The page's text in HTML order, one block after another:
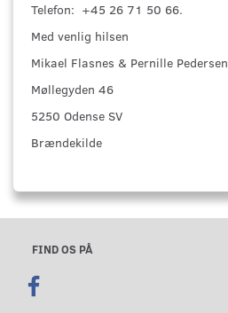
Telefon: +45 26 71 50 66.
Med venlig hilsen
Mikael Flasnes & Pernille Pedersen
Møllegyden 46
5250 Odense SV
Brændekilde
FIND OS PÅ